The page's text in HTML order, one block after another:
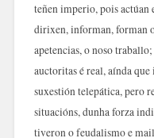
teñen imperio, pois actúan
dirixen, informan, forman
apetencias, o noso
auctoritas é real, aínda
suxestión telepática, pero
situacións, dunha forza
tiveron o feudalismo e